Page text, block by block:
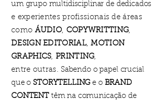
um grupo multidisciplinar de dedicados
e experientes profissionais de áreas
como ÁUDIO, COPYWRITTING,
DESIGN EDITORIAL,MOTION
GRAPHICS,PRINTING,
entre outras. Sabendo o papel crucial
que o STORYTELLING e o BRAND
CONTENTtêm na comunicação de